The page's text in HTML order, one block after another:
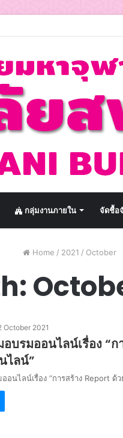
กลุ่มงานภายใน จัดชื้อ
Home / 2021 / October
October 2021
บรมออนไลน์เรื่อง “
ไลน์”
อนไลน์เรื่อง “การสร้าง Report